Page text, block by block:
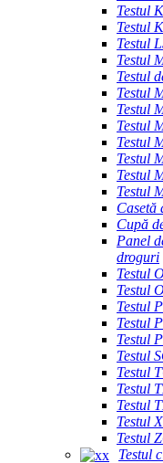
Testul
Testul
Testul
Testul
Testul
Testul
Testul
Testul
Testul
Testul
Testul
Testul
Casetă
Cupă
Panel
droguri
Testul
Testul
Testul
Testul
Testul
Testul
Testul
Testul
Testul
Testul
Testul
Testul